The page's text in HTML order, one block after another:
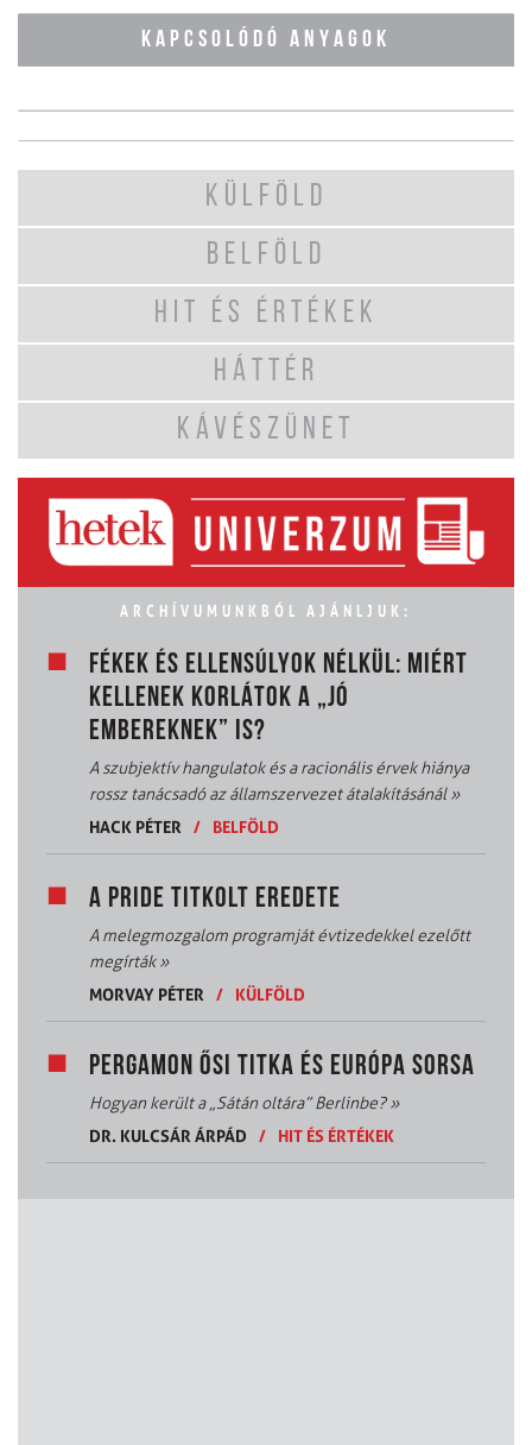
KAPCSOLÓDÓ ANYAGOK
KÜLFÖLD
BELFÖLD
HIT ÉS ÉRTÉKEK
HÁTTÉR
KÁVÉSZÜNET
ARCHÍVUMUNKBÓL AJÁNLJUK:
FÉKEK ÉS ELLENSÚLYOK NÉLKÜL: MIÉRT
KELLENEK KORLÁTOK A „JÓ
EMBEREKNEK” IS?
A szubjektív hangulatok és a racionális érvek hiánya
rossz tanácsadó az államszervezet átalakításánál»
HACK PÉTER
/ BELFÖLD
A PRIDE TITKOLT EREDETE
A melegmozgalom programját évtizedekkel ezelőtt
megírták»
MORVAY PÉTER
/ KÜLFÖLD
PERGAMON ŐSI TITKA ÉS EURÓPA SORSA
Hogyan került a „Sátán oltára” Berlinbe?»
DR. KULCSÁR ÁRPÁD
/ HIT ÉS ÉRTÉKEK